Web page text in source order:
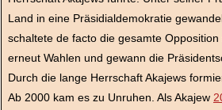
Land in eine Präsidialdemokratie
schaltete de facto die gesamte
erneut Wahlen und gewann die
Durch die lange Herrschaft Akajews
Ab 2000 kam es zu Unruhen. Als Akajew